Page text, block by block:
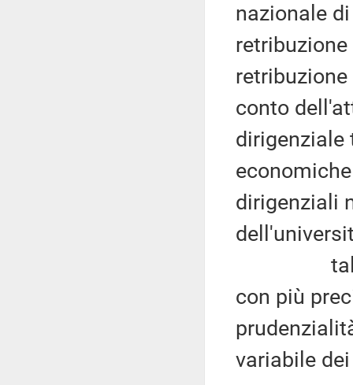
nazionale
conto
dirigenziale
dirigenziali
tale
con più
variabile